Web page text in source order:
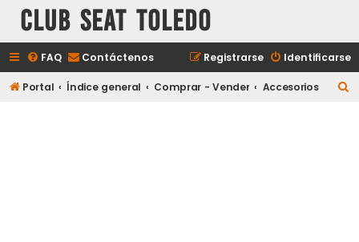
Club Seat Toledo
FAQ Contáctenos Identificarse
Registrarse
Portal Índice general Comprar - Vender Accesorios